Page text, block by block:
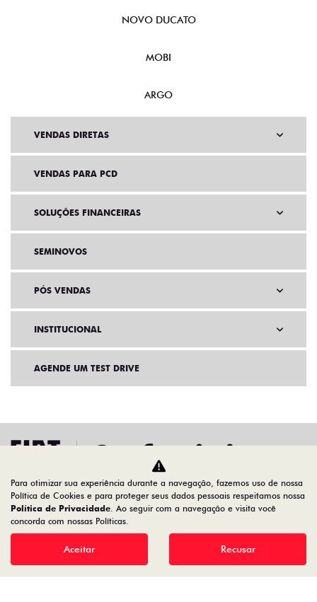
NOVO DUCATO
MOBI
ARGO
VENDAS DIRETAS
VENDAS PARA PCD
SOLUÇÕES FINANCEIRAS
SEMINOVOS
PÓS VENDAS
INSTITUCIONAL
AGENDE UM TEST DRIVE
Home Ofertas
Desacelere. Seu bem maior é a vida.
Para otimizar sua experiência durante a navegação, fazemos uso de nossa
Política de Cookies e para proteger seus dados pessoais respeitamos nossa
Política de Privacidade. Ao seguir com a navegação e visita você
concorda com nossas Políticas.
Aceitar Recusar